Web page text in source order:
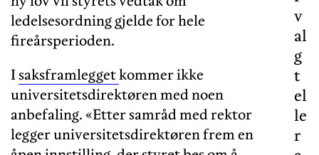
v
al
g
t
el
le
r
ledelsesordning gjelde for hele
fireårsperioden.
Isaksframleggetkommer ikke
universitetsdirektøren med noen
anbefaling. «Etter samråd med rektor
legger universitetsdirektøren frem en